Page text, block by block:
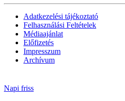
Adatkezelési tájékoztató
Felhasználási Feltételek
Médiaajánlat
Előfizetés
Impresszum
Archívum
Napi friss